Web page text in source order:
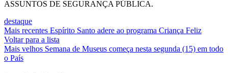
ASSUNTOS DE SEGURANÇA PÚBLICA.
destaque
Mais recentes Espírito Santo adere ao programa Criança Feliz
Voltar para a lista
Mais velhos Semana de Museus começa nesta segunda (15) em todo
o País